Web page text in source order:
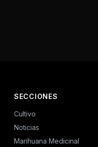
SECCIONES
Cultivo
Noticias
Marihuana Medicinal